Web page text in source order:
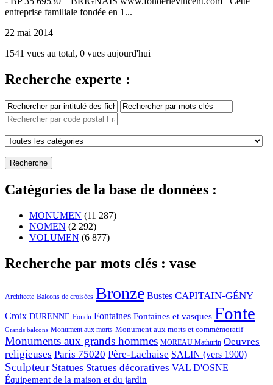
entreprise familiale fondée en 1...
22 mai 2014
1541 vues au total, 0 vues aujourd'hui
Recherche experte :
Catégories de la base de données :
MONUMEN (11 287)
NOMEN (2 292)
VOLUMEN (6 877)
Recherche par mots clés : vase
Architecte Balcons de croisées Bronze Bustes CAPITAIN-GÉNY
Croix DURENNE Fondu Fontaines Fontaines et vasques Fonte
Grands balcons Monument aux morts Monument aux morts et commémoratif
Monuments aux grands hommes MOREAU Mathurin Oeuvres
religieuses Paris 75020 Père-Lachaise SALIN (vers 1900)
Sculpteur Statues Statues décoratives VAL D'OSNE
Équipement de la maison et du jardin